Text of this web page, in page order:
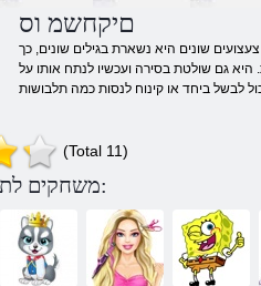
םיקחשמ וס
שונים היא נשארת בגילים שונים, כך
היא גם שולטת בסירה ועכשיו לנתח אותו על
(Total 11)
משחקים לתבוע לפי קטגוריה: